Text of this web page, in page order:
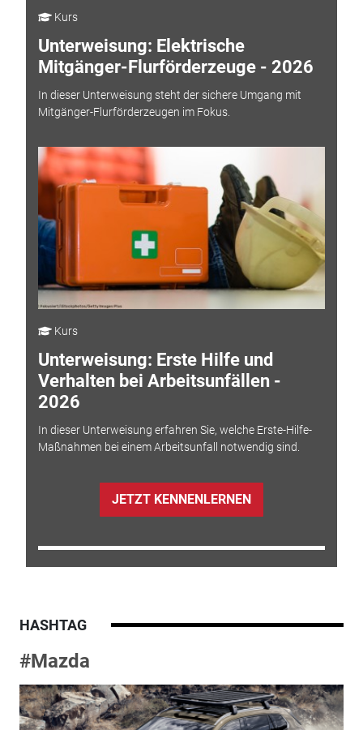
Kurs
Unterweisung: Elektrische
Mitgänger-Flurförderzeuge - 2026
In dieser Unterweisung steht der sichere Umgang mit
Mitgänger-Flurförderzeugen im Fokus.
Kurs
Unterweisung: Erste Hilfe und
Verhalten bei Arbeitsunfällen -
2026
In dieser Unterweisung erfahren Sie, welche Erste-Hilfe-
Maßnahmen bei einem Arbeitsunfall notwendig sind.
JETZT KENNENLERNEN
HASHTAG
#Mazda